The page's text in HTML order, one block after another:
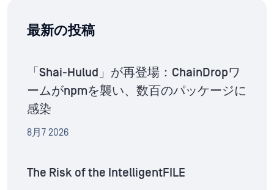
最新の投稿
「Shai-Hulud」が再登場：ChainDropワ
ームがnpmを襲い、数百のパッケージに
感染
8月7 2026
The Risk of the IntelligentFILE